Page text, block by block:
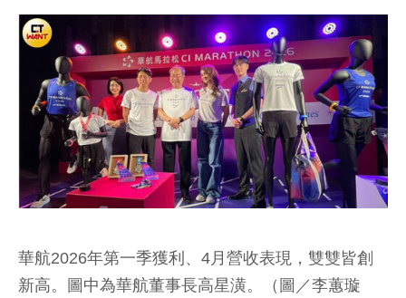
華航2026年第一季獲利、4月營收表現，雙雙皆創
新高。圖中為華航董事長高星潢。（圖／李蕙璇